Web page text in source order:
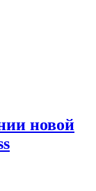
новой